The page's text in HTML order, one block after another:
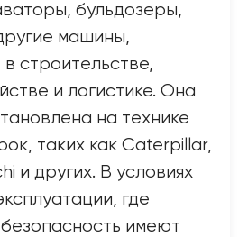
бульдозеры,
машины,
строительстве,
и логистике. Она
на технике
таких как Caterpillar,
и других. В условиях
где
имеют